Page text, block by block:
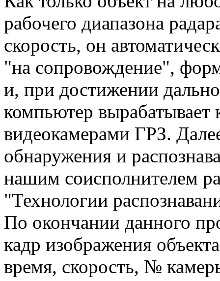
рабочего диапазона
скорость, он
"на сопровождение",
и, при достижении
компьютер вырабатывает
видеокамерами ГРЗ.
обнаружения и
нашим соисполнителем
"Технологии
По окончании данного
кадр изображения
время, скорость, №